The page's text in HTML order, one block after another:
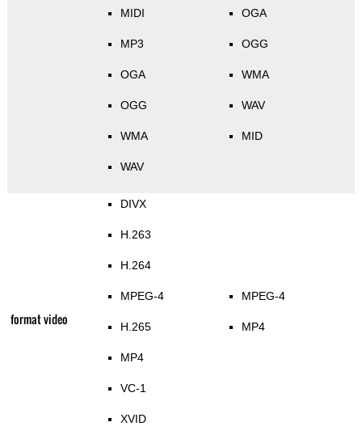
MIDI
MP3
OGA
OGG
WMA
WAV
OGA
OGG
WMA
WAV
MID
format video
DIVX
H.263
H.264
MPEG-4
H.265
MP4
VC-1
XVID
MPEG-4
MP4